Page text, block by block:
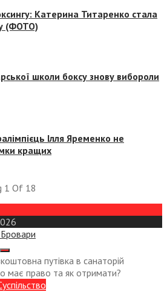
Катерина Титаренко стала
(ФОТО)
школи боксу знову вибороли
Ілля Яременко не
кращих
1 Of 18
путівка в санаторій
право та як отримати?